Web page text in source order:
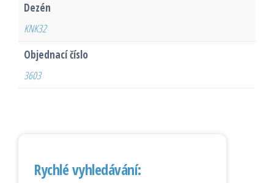
Dezén
KNK32
Objednací číslo
3603
Rychlé vyhledávání: